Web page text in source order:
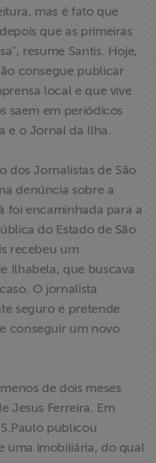
mas é fato que
que as primeiras
resume Santis. Hoje,
consegue publicar
local e que vive
saem em periódicos
e o Jornal da Ilha.
dos Jornalistas de São
denúncia sobre a
foi encaminhada para a
do Estado de São
recebeu um
Ilhabela, que buscava
O jornalista
seguro e pretende
conseguir um novo
de dois meses
Jesus Ferreira. Em
publicou
uma imobiliária, do qual